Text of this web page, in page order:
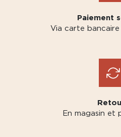
Paiement
Via carte
En magasin et